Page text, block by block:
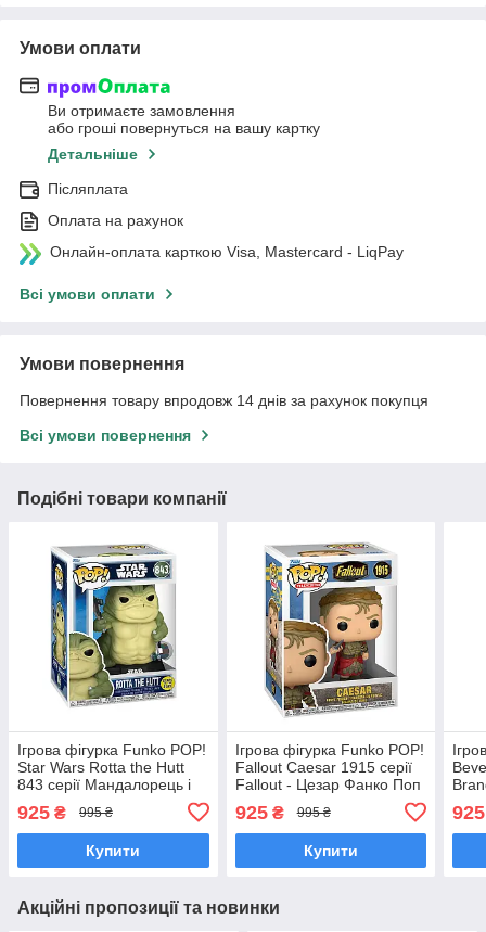
Умови оплати
Ви отримаєте замовлення
або гроші повернуться на вашу картку
Детальніше
Післяплата
Оплата на рахунок
Онлайн-оплата карткою Visa, Mastercard - LiqPay
Всі умови оплати
Умови повернення
Повернення товару впродовж 14 днів за рахунок покупця
Всі умови повернення
Подібні товари компанії
Ігрова фігурка Funko POP!
Star Wars Rotta the Hutt
843 серії Мандалорець і
Фанко Поп 90823
925 ₴ 995 ₴
Купити
Ігрова фігурка Funko POP!
Fallout Caesar 1915 серії
Fallout - Цезар Фанко Поп
925₴ 995 ₴
Купити
925
Акційні пропозиції та новинки